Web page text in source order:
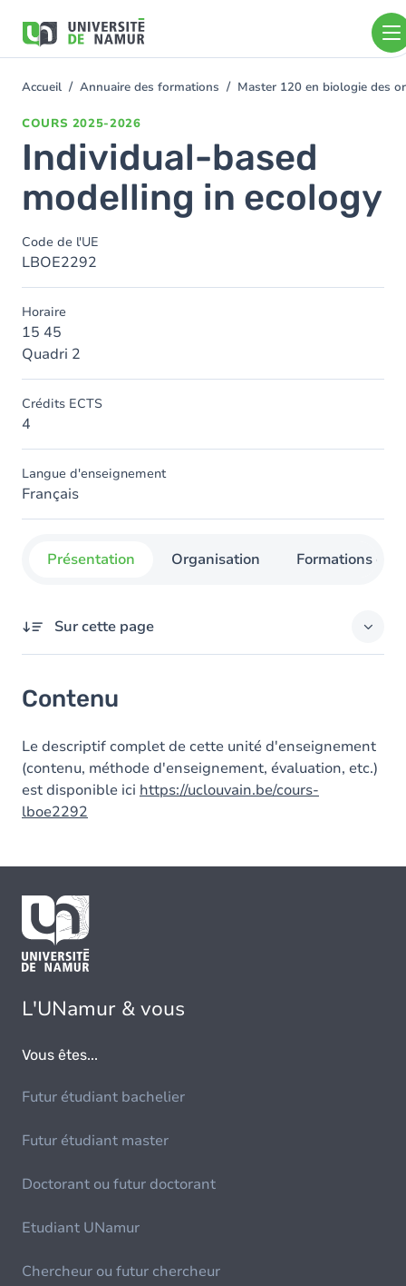
contenu
You
Accueil Annuaire des formations Master 120 en biologie des
COURS 2025-2026
Individual-based
modelling in ecology
Code de l'UE
LBOE2292
Horaire
15 45
Quadri 2
Crédits ECTS
4
Langue d'enseignement
Français
Présentation Organisation Formations
Sur cette page
Contenu
Le descriptif complet de cette unité d'enseignement
(contenu, méthode d'enseignement, évaluation, etc.)
est disponible ici https://uclouvain.be/cours-
lboe2292
L'UNamur & vous
Vous êtes...
Futur étudiant bachelier
Futur étudiant master
Doctorant ou futur doctorant
Etudiant UNamur
Chercheur ou futur chercheur